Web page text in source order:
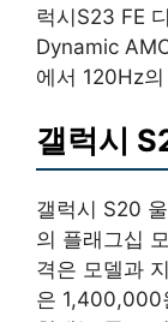
럭시S23 FE
Dynamic
에서 120Hz
갤럭시
갤럭시 S20
의 플래그십
격은 모델과
은 1,400,000